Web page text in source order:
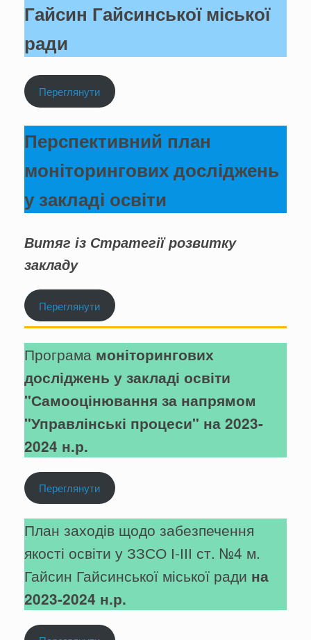
Гайсин Гайсинської міської
ради
Переглянути
Перспективний план
моніторингових досліджень
у закладі освіти
Витяг із Стратегії розвитку
закладу
Переглянути
Програма моніторингових
досліджень у закладі освіти
"Самооцінювання за напрямом
"Управлінські процеси" на 2023-
2024 н.р.
Переглянути
План заходів щодо забезпечення
якості освіти у ЗЗСО І-ІІІ ст. №4 м.
Гайсин Гайсинської міської ради на
2023-2024 н.р.